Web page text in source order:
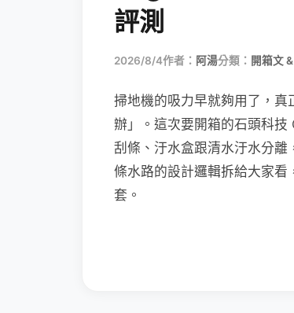
評測
2026/8/4作者： 阿湯分類： 開箱文
掃地機的吸力早就夠用了，
辦」。這次要開箱的石頭科
刮條、汙水盒跟清水汙水分
條水路的設計邏輯拆給大家
套。